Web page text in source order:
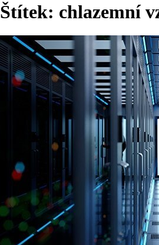
Štítek: chlazemní